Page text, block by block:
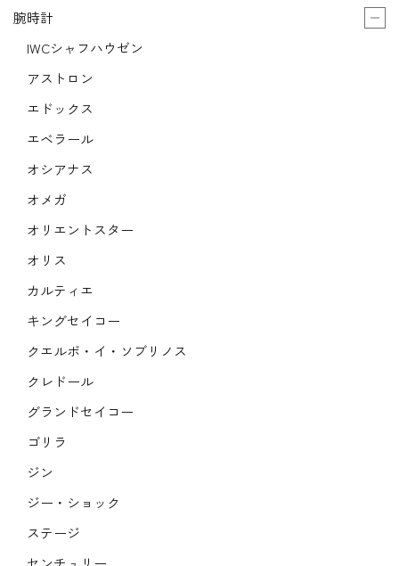
腕時計
IWCシャフハウゼン
アストロン
エドックス
エベラール
オシアナス
オメガ
オリエントスター
オリス
カルティエ
キングセイコー
クエルボ・イ・ソブリノス
クレドール
グランドセイコー
ゴリラ
ジン
ジー・ショック
ステージ